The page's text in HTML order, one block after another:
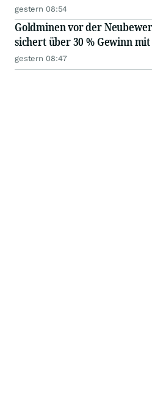
gestern 08:54
Goldminen vor der
sichert über 30 % Gewinn
gestern 08:47